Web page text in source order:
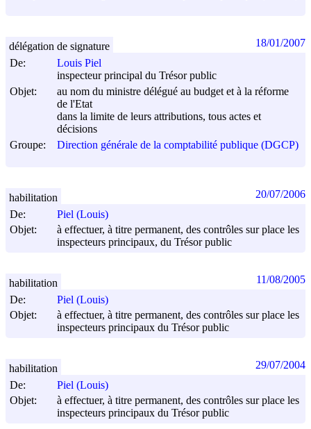
De:
Louis Piel
inspecteur principal du Trésor public
Objet:
au nom du ministre délégué au budget et à la réforme
de l'Etat
dans la limite de leurs attributions, tous actes et
décisions
Groupe:
Direction générale de la comptabilité publique (DGCP)
délégation de signature 18/01/2007
De:
Piel (Louis)
Objet:
à effectuer, à titre permanent, des contrôles sur place les
inspecteurs principaux, du Trésor public
habilitation 20/07/2006
De:
Piel (Louis)
Objet:
à effectuer, à titre permanent, des contrôles sur place les
inspecteurs principaux du Trésor public
habilitation 11/08/2005
De:
Piel (Louis)
Objet:
à effectuer, à titre permanent, des contrôles sur place les
inspecteurs principaux du Trésor public
habilitation 29/07/2004